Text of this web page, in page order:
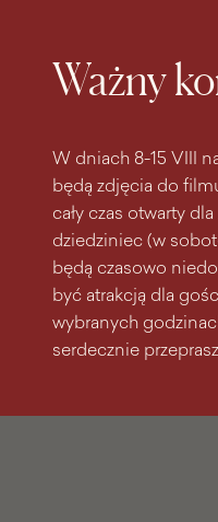
Ważny
W dniach 8-15 VIII
będą zdjęcia do
cały czas otwarty
dziedziniec (w
będą czasowo
być atrakcją dla
wybranych
serdecznie